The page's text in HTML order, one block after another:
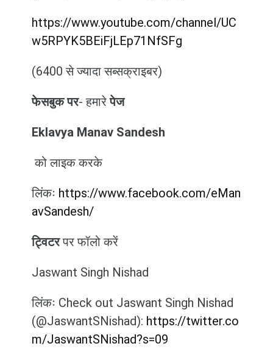
https://www.youtube.com/channel/UC
w5RPYK5BEiFjLEp71NfSFg
(6400 से ज्यादा सब्सक्राइबर)
फेसबुक पर- हमारेपेज
Eklavya Manav Sandesh
को लाइक करके
लिंकः https://www.facebook.com/eMan
avSandesh/
ट्विटरपर फॉलो करें
Jaswant Singh Nishad
लिंकः Check out Jaswant Singh Nishad
(@JaswantSNishad): https://twitter.co
m/JaswantSNishad?s=09